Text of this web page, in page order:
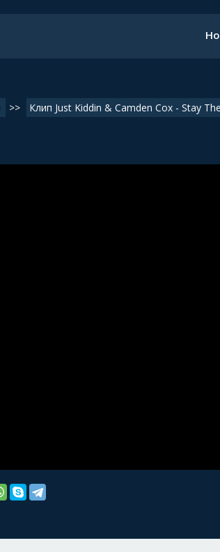
>> Клип Just Kiddin & Camden Cox - Stay